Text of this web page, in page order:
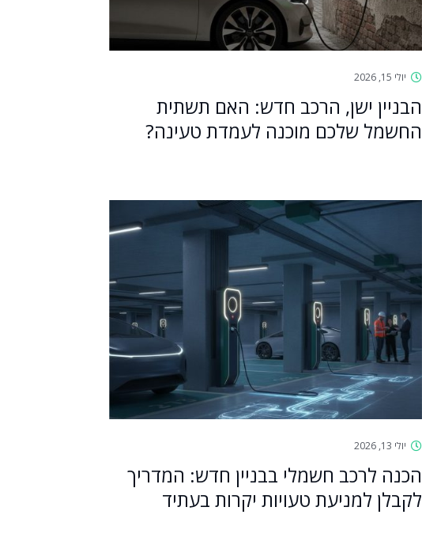
יולי 15, 2026
הבניין ישן, הרכב חדש: האם תשתית
החשמל שלכם מוכנה לעמדת טעינה?
יולי 13, 2026
הכנה לרכב חשמלי בבניין חדש: המדריך
לקבלן למניעת טעויות יקרות בעתיד